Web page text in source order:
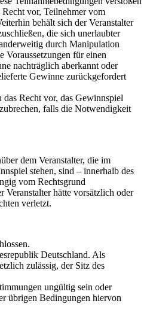
Recht vor, Teilnehmer vom
behält sich der Veranstalter
die sich unerlaubter
durch Manipulation
Voraussetzungen für einen
nachträglich aberkannt oder
Gewinne zurückgefordert
das Recht vor, das Gewinnspiel
falls die Notwendigkeit
dem Veranstalter, die im
stehen, sind – innerhalb des
vom Rechtsgrund
Veranstalter hätte vorsätzlich oder
verletzt.
Deutschland. Als
zulässig, der Sitz des
ungültig sein oder
übrigen Bedingungen hiervon